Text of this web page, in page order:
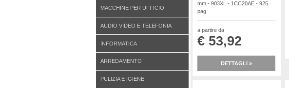
MACCHINE PER UFFICIO
AUDIO VIDEO E TELEFONIA
INFORMATICA
ARREDAMENTO
PULIZIA E IGIENE
mm - 903XL - 1CC20AE - 925
pag
a partire da
€ 53,92
DETTAGLI »